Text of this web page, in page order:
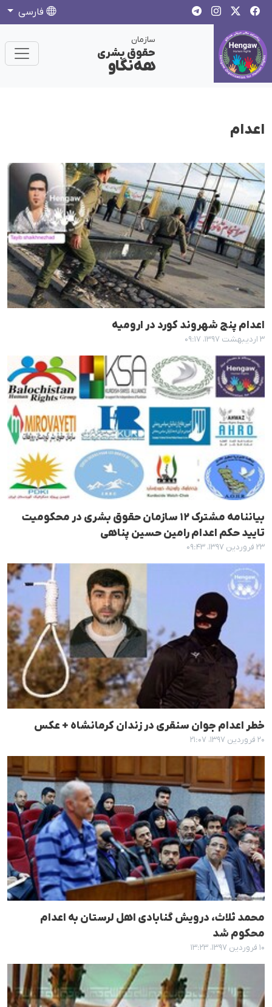
فارسی
سازمان
حقوق بشری
هەنگاو
اعدام
اعدام پنج شهروند کورد در ارومیە
۳ اردیبهشت ۱۳۹۷، ۰۹:۱۷
بیاننامه مشترک ١٢ سازمان حقوق بشری در محکومیت
تایید حکم اعدام رامین حسین پناهی
۲۳ فروردین ۱۳۹۷، ۰۹:۴۳
خطر اعدام جوان سنقری در زندان کرمانشاه + عکس
۲۰ فروردین ۱۳۹۷، ۲۱:۰۷
محمد ثلاث، درویش گنابادی اهل لرستان بە اعدام
محکوم شد
۱۰ فروردین ۱۳۹۷، ۱۳:۲۳